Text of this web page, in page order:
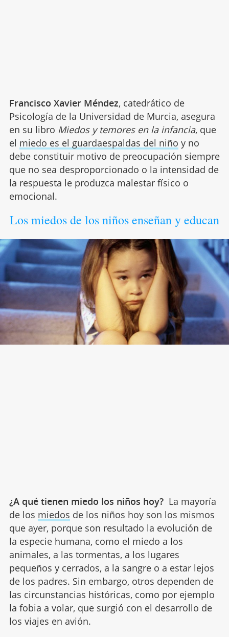
Francisco Xavier Méndez, catedrático de
Psicología de la Universidad de Murcia, asegura
en su libro Miedos y temores en la infancia, que
el miedo es el guardaespaldas del niño y no
debe constituir motivo de preocupación siempre
que no sea desproporcionado o la intensidad de
la respuesta le produzca malestar físico o
emocional.
Los miedos de los niños enseñan y educan
¿A qué tienen miedo los niños hoy?La mayoría
de los miedos de los niños hoy son los mismos
que ayer, porque son resultado la evolución de
la especie humana, como el miedo a los
animales, a las tormentas, a los lugares
pequeños y cerrados, a la sangre o a estar lejos
de los padres. Sin embargo, otros dependen de
las circunstancias históricas, como por ejemplo
la fobia a volar, que surgió con el desarrollo de
los viajes en avión.